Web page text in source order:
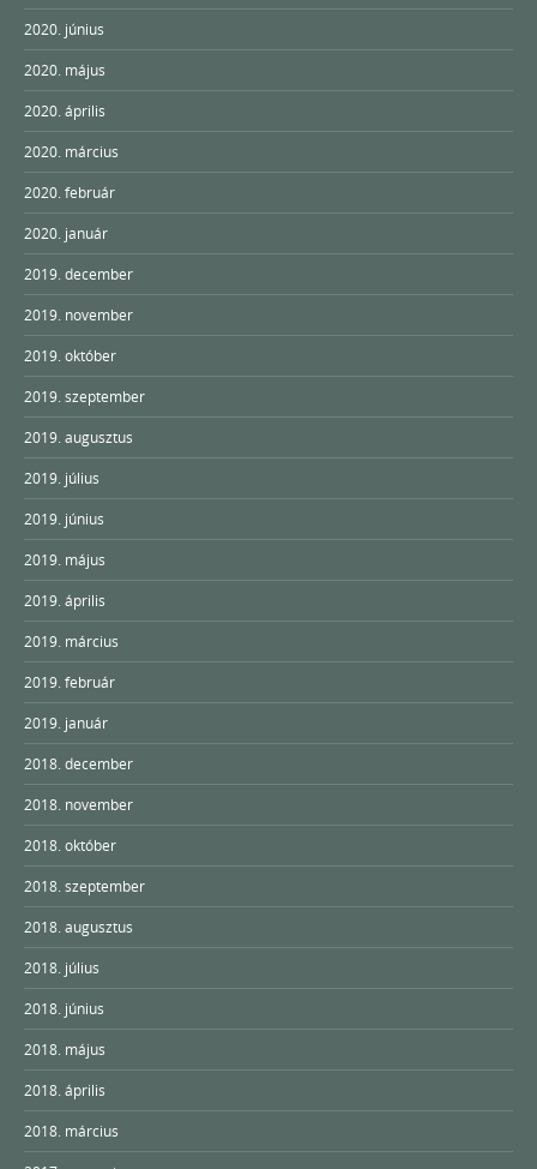
2020. június
2020. május
2020. április
2020. március
2020. február
2020. január
2019. december
2019. november
2019. október
2019. szeptember
2019. augusztus
2019. július
2019. június
2019. május
2019. április
2019. március
2019. február
2019. január
2018. december
2018. november
2018. október
2018. szeptember
2018. augusztus
2018. július
2018. június
2018. május
2018. április
2018. március